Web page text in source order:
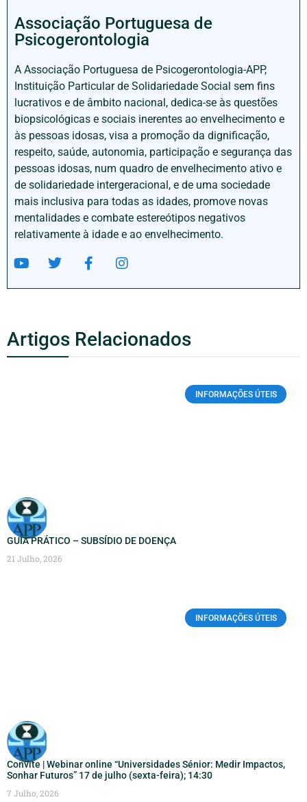
Associação Portuguesa de
Psicogerontologia
A Associação Portuguesa de Psicogerontologia-APP,
Instituição Particular de Solidariedade Social sem fins
lucrativos e de âmbito nacional, dedica-se às questões
biopsicológicas e sociais inerentes ao envelhecimento e
às pessoas idosas, visa a promoção da dignificação,
respeito, saúde, autonomia, participação e segurança das
pessoas idosas, num quadro de envelhecimento ativo e
de solidariedade intergeracional, e de uma sociedade
mais inclusiva para todas as idades, promove novas
mentalidades e combate estereótipos negativos
relativamente à idade e ao envelhecimento.
Artigos Relacionados
INFORMAÇÕES ÚTEIS
GUIA PRÁTICO – SUBSÍDIO DE DOENÇA
21 Julho, 2026
INFORMAÇÕES ÚTEIS
Convite | Webinar online “Universidades Sénior: Medir Impactos,
Sonhar Futuros” 17 de julho (sexta-feira); 14:30
7 Julho, 2026